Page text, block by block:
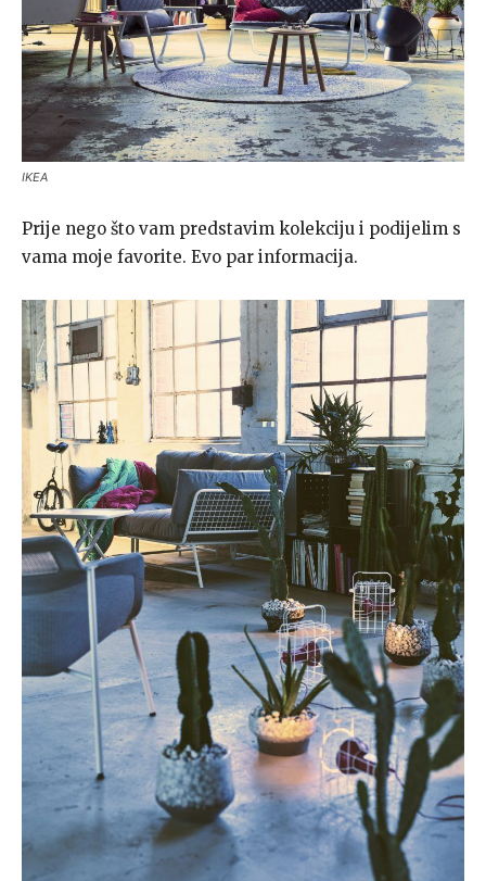
IKEA
Prije nego što vam predstavim kolekciju i podijelim s
vama moje favorite. Evo par informacija.